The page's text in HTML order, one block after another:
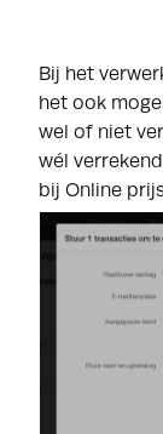
Bij het
het ook
wel of niet
wél
bij Online